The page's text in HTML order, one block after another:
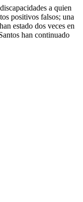
a quien
positivos falsos; una
estado dos veces en
han continuado